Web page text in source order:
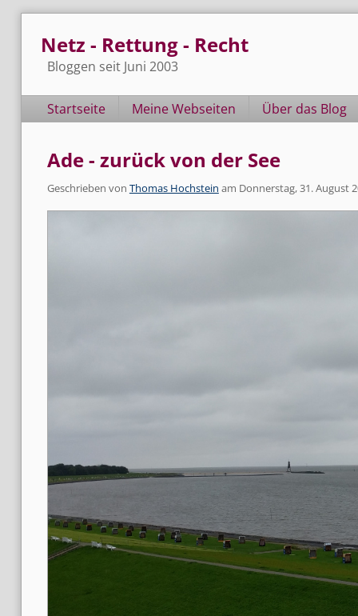
Netz - Rettung - Recht
Bloggen seit Juni 2003
Navigation
Startseite Meine Webseiten Über das Blog
Ade - zurück von der See
Geschrieben von Thomas Hochstein am Donnerstag, 31. August